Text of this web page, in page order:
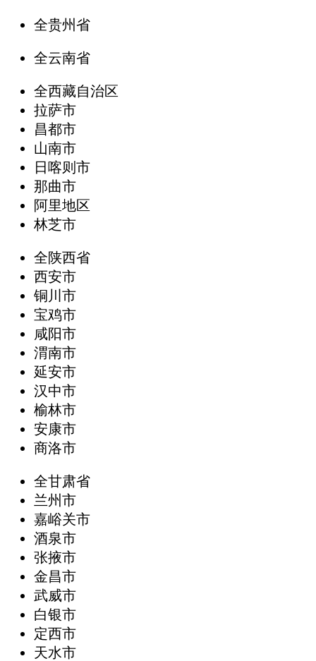
全贵州省
全云南省
全西藏自治区
拉萨市
昌都市
山南市
日喀则市
那曲市
阿里地区
林芝市
全陕西省
西安市
铜川市
宝鸡市
咸阳市
渭南市
延安市
汉中市
榆林市
安康市
商洛市
全甘肃省
兰州市
嘉峪关市
酒泉市
张掖市
金昌市
武威市
白银市
定西市
天水市